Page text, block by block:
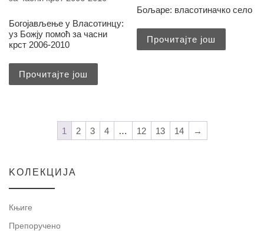
Богојављење у Власотинцу:
уз Божју помоћ за часни
крст 2006-2010
Прочитајте још
Бољаре: власотиначко село
Прочитајте још
1 2 3 4 … 12 13 14 →
KOЛЕКЦИЈА
Књиге
Препоручено